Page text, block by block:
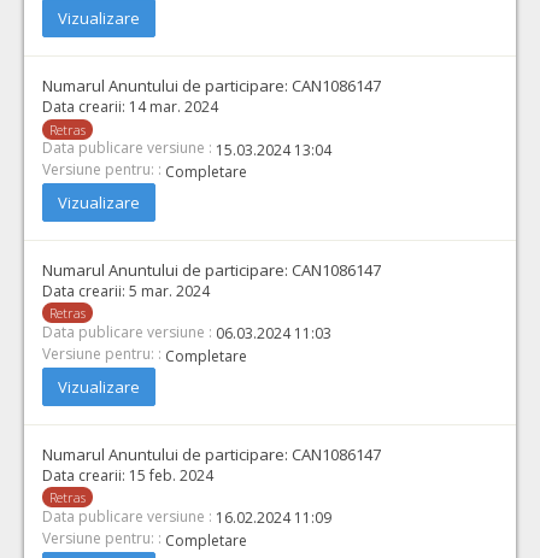
Vizualizare
Numarul Anuntului de participare: CAN1086147
Data crearii: 14 mar. 2024
Retras
Data publicare versiune : 15.03.2024 13:04
Versiune pentru: : Completare
Vizualizare
Numarul Anuntului de participare: CAN1086147
Data crearii: 5 mar. 2024
Retras
Data publicare versiune : 06.03.2024 11:03
Versiune pentru: : Completare
Vizualizare
Numarul Anuntului de participare: CAN1086147
Data crearii: 15 feb. 2024
Retras
Data publicare versiune : 16.02.2024 11:09
Versiune pentru: : Completare